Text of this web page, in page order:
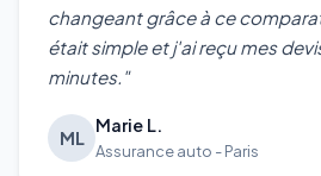
changeant grâce à ce
était simple et j'ai reçu mes
minutes."
ML
Marie L.
Assurance auto - Paris